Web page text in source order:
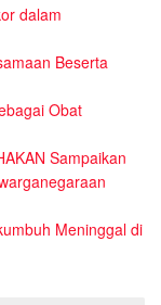
dalam
Beserta
Obat
Sampaikan
Meninggal di